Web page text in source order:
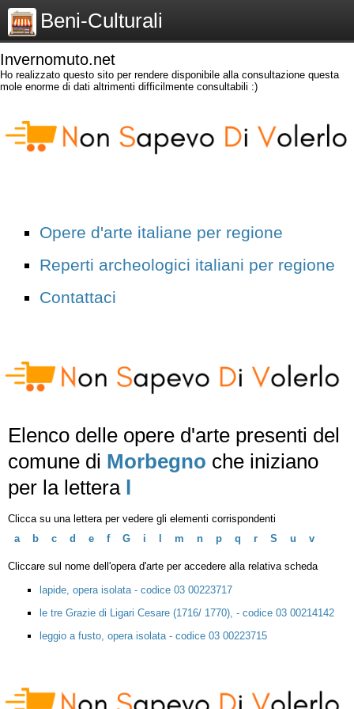
Beni-Culturali
Invernomuto.net
Ho realizzato questo sito per rendere disponibile alla consultazione questa
mole enorme di dati altrimenti difficilmente consultabili :)
Opere d'arte italiane per regione
Reperti archeologici italiani per regione
Contattaci
Elenco delle opere d'arte presenti del
comune di Morbegno che iniziano
per la lettera l
Clicca su una lettera per vedere gli elementi corrispondenti
a
b c d e f G i m n p q r S u v
Cliccare sul nome dell'opera d'arte per accedere alla relativa scheda
lapide, opera isolata - codice 03 00223717
le tre Grazie di Ligari Cesare (1716/ 1770), - codice 03 00214142
leggio a fusto, opera isolata - codice 03 00223715